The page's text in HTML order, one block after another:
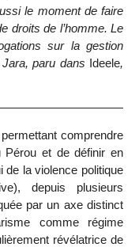
le moment de faire
droits de l’homme. Le
sur la gestion
paru dans Ideele,
comprendre
Pérou et de définir en
de la violence politique
depuis plusieurs
par un axe distinct
comme régime
révélatrice de